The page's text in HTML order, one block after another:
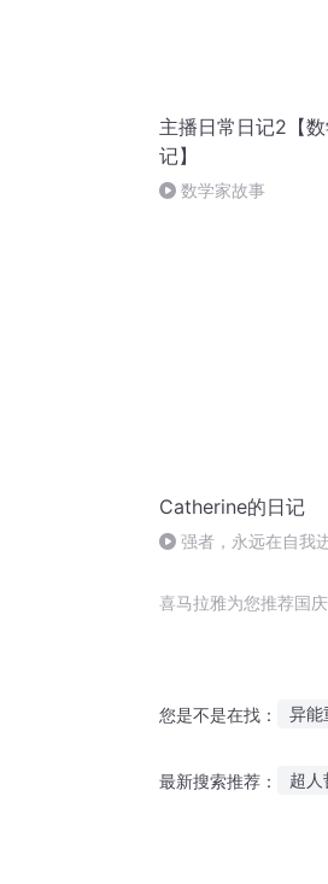
主播日常日记2【
记】
数学家故事
Catherine的日记
强者，永远在自我
喜马拉雅为您推荐国
您是不是在找： 异能
最新搜索推荐： 超人